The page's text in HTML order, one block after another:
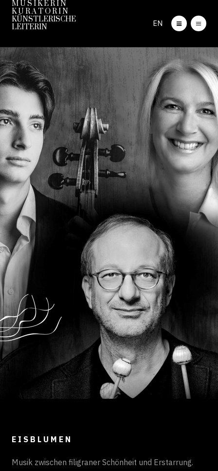
M U S I K E R I N
K U R A T O R I N
KÜNSTLERISCHE
LEITERIN
EN
E I S B L U M E N
Musik zwischen filigraner Schönheit und Erstarrung.